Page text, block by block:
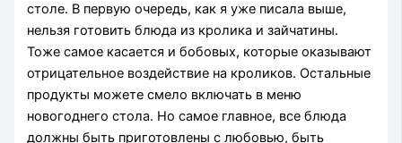
столе. В первую очередь, как я уже писала выше,
нельзя готовить блюда из кролика и зайчатины.
Тоже самое касается и бобовых, которые оказывают
отрицательное воздействие на кроликов. Остальные
продукты можете смело включать в меню
новогоднего стола. Но самое главное, все блюда
должны быть приготовлены с любовью, быть